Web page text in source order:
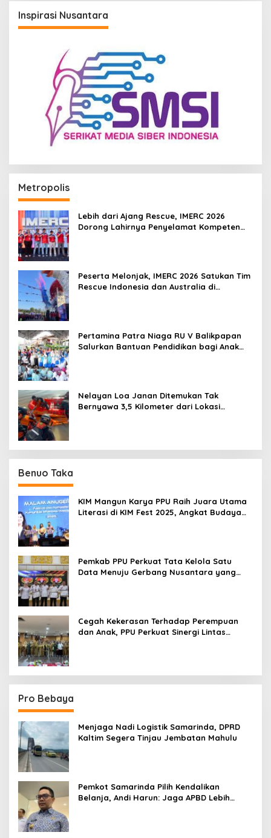
Inspirasi Nusantara
Metropolis
Lebih dari Ajang Rescue, IMERC 2026
Dorong Lahirnya Penyelamat Kompeten
Peserta Melonjak, IMERC 2026 Satukan Tim
Rescue Indonesia dan Australia di
Pertamina Patra Niaga RU V Balikpapan
Salurkan Bantuan Pendidikan bagi Anak
Nelayan Loa Janan Ditemukan Tak
Bernyawa 3,5 Kilometer dari Lokasi
Benuo Taka
KIM Mangun Karya PPU Raih Juara Utama
Literasi di KIM Fest 2025, Angkat Budaya
Pemkab PPU Perkuat Tata Kelola Satu
Data Menuju Gerbang Nusantara yang
Cegah Kekerasan Terhadap Perempuan
dan Anak, PPU Perkuat Sinergi Lintas
Pro Bebaya
Menjaga Nadi Logistik Samarinda, DPRD
Kaltim Segera Tinjau Jembatan Mahulu
Pemkot Samarinda Pilih Kendalikan
Belanja, Andi Harun: Jaga APBD Lebih